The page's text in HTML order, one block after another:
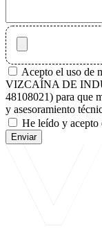
Acepto el uso de
VIZCAÍNA DE
48108021) para que
y asesoramiento
He leído y acepto
Enviar